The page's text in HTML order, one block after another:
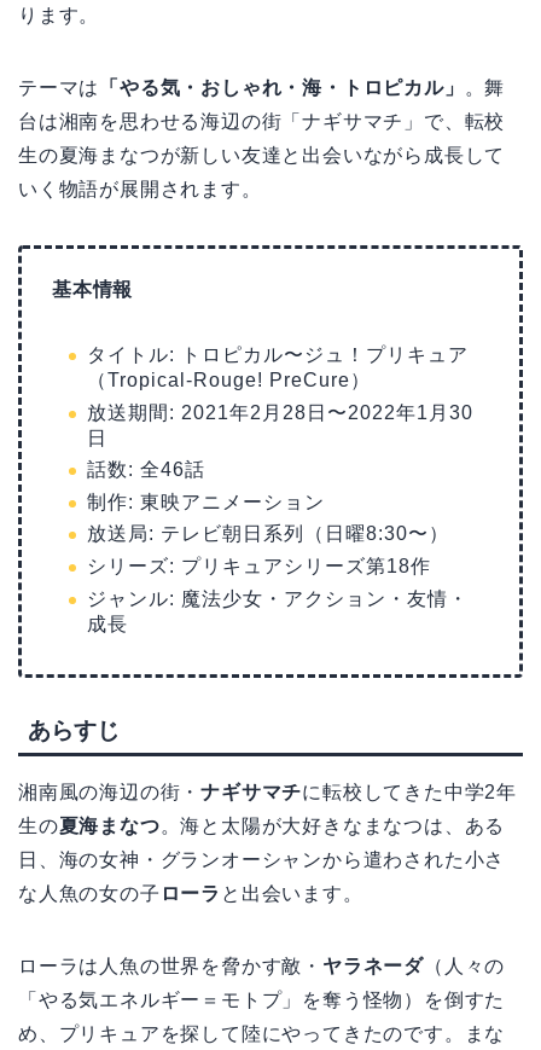
ります。
テーマは 「やる気・おしゃれ・海・トロピカル」
。舞
台は湘南を思わせる海辺の街「ナギサマチ」で、転校
生の夏海まなつが新しい友達と出会いながら成長して
いく物語が展開されます。
基本情報
タイトル: トロピカル〜ジュ！プリキュア
（Tropical-Rouge! PreCure）
放送期間: 2021年2月28日〜2022年1月30
日
話数: 全46話
制作: 東映アニメーション
放送局: テレビ朝日系列（日曜8:30〜）
シリーズ: プリキュアシリーズ第18作
ジャンル: 魔法少女・アクション・友情・
成長
あらすじ
湘南風の海辺の街・ナギサマチに転校してきた中学2年
生の夏海まなつ。海と太陽が大好きなまなつは、ある
日、海の女神・グランオーシャンから遣わされた小さ
な人魚の女の子 ローラ と出会います。
ローラは人魚の世界を脅かす敵・ ヤラネーダ （人々の
「やる気エネルギー＝モトプ」を奪う怪物）を倒すた
め、プリキュアを探して陸にやってきたのです。まな